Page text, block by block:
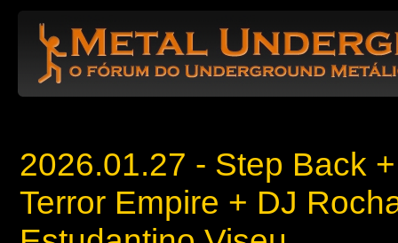
2026.01.27 - Step Back +
Terror Empire + DJ